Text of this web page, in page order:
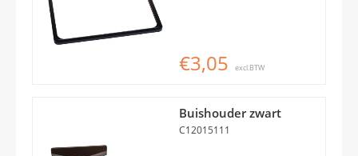
€3,05 excl.BTW
Buishouder zwart
C12015111